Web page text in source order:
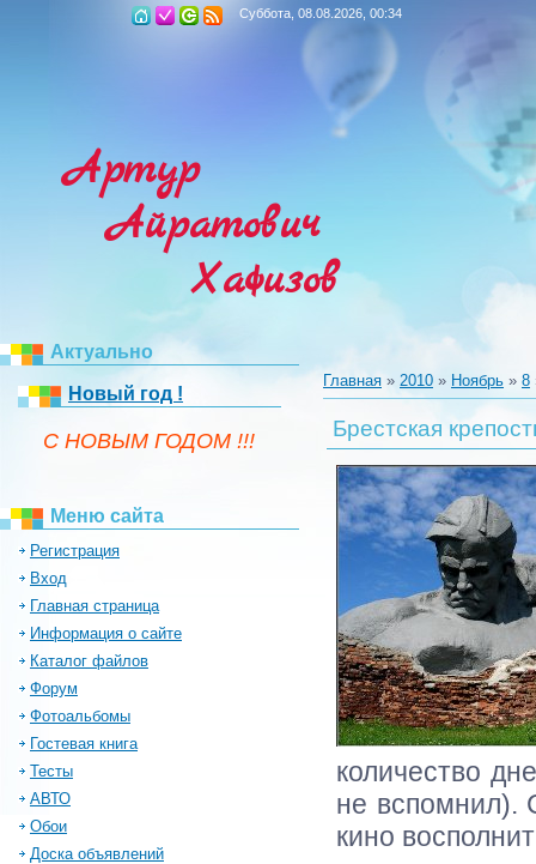
Суббота, 08.08.2026, 00:34
Артур
Айратович
Хафизов
Актуально
Новый год !
C НОВЫМ ГОДОМ !!!
Меню сайта
Регистрация
Вход
Главная страница
Информация о сайте
Каталог файлов
Форум
Фотоальбомы
Гостевая книга
Тесты
АВТО
Обои
Доска объявлений
Главная » 2010 » Ноябрь » 8
Брестская
количество
не вспомнил).
кино